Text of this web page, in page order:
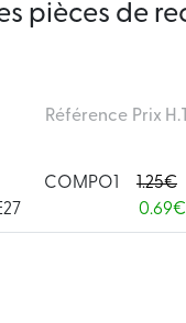
pièces de
Référence Prix
COMPO1
1.25€
0.69€